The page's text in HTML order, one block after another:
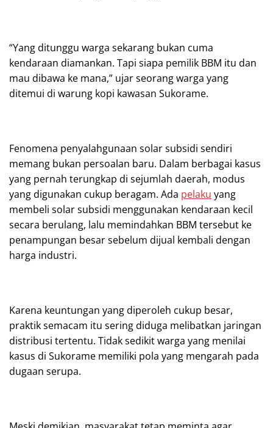
“Yang ditunggu warga sekarang bukan cuma
kendaraan diamankan. Tapi siapa pemilik BBM itu dan
mau dibawa ke mana,” ujar seorang warga yang
ditemui di warung kopi kawasan Sukorame.
Fenomena penyalahgunaan solar subsidi sendiri
memang bukan persoalan baru. Dalam berbagai kasus
yang pernah terungkap di sejumlah daerah, modus
yang digunakan cukup beragam. Ada pelaku yang
membeli solar subsidi menggunakan kendaraan kecil
secara berulang, lalu memindahkan BBM tersebut ke
penampungan besar sebelum dijual kembali dengan
harga industri.
Karena keuntungan yang diperoleh cukup besar,
praktik semacam itu sering diduga melibatkan jaringan
distribusi tertentu. Tidak sedikit warga yang menilai
kasus di Sukorame memiliki pola yang mengarah pada
dugaan serupa.